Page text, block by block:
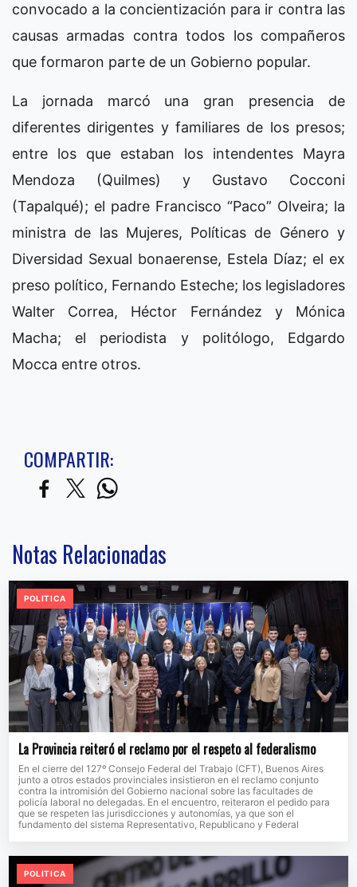
convocado a la concientización para ir contra las
causas armadas contra todos los compañeros
que formaron parte de un Gobierno popular.
La jornada marcó una gran presencia de
diferentes dirigentes y familiares de los presos;
entre los que estaban los intendentes Mayra
Mendoza (Quilmes) y Gustavo Cocconi
(Tapalqué); el padre Francisco “Paco” Olveira; la
ministra de las Mujeres, Políticas de Género y
Diversidad Sexual bonaerense, Estela Díaz; el ex
preso político, Fernando Esteche; los legisladores
Walter Correa, Héctor Fernández y Mónica
Macha; el periodista y politólogo, Edgardo
Mocca entre otros.
COMPARTIR:
Notas Relacionadas
POLITICA
La Provincia reiteró el reclamo por el respeto al federalismo
En el cierre del 127º Consejo Federal del Trabajo (CFT), Buenos Aires
junto a otros estados provinciales insistieron en el reclamo conjunto
contra la intromisión del Gobierno nacional sobre las facultades de
policía laboral no delegadas. En el encuentro, reiteraron el pedido para
que se respeten las jurisdicciones y autonomías, ya que son el
fundamento del sistema Representativo, Republicano y Federal
POLITICA